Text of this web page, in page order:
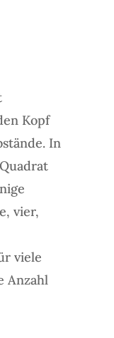
Kopf
In
vier,
viele
Anzahl